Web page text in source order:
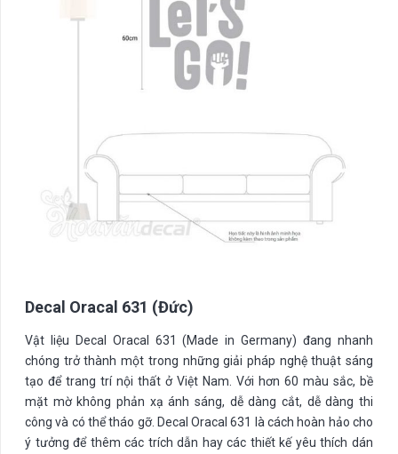
Decal Oracal 631 (Đức)
Vật liệu Decal Oracal 631 (Made in Germany) đang nhanh
chóng trở thành một trong những giải pháp nghệ thuật sáng
tạo để trang trí nội thất ở Việt Nam. Với hơn 60 màu sắc, bề
mặt mờ không phản xạ ánh sáng, dễ dàng cắt, dễ dàng thi
công và có thể tháo gỡ. Decal Oracal 631 là cách hoàn hảo cho
ý tưởng để thêm các trích dẫn hay các thiết kế yêu thích dán